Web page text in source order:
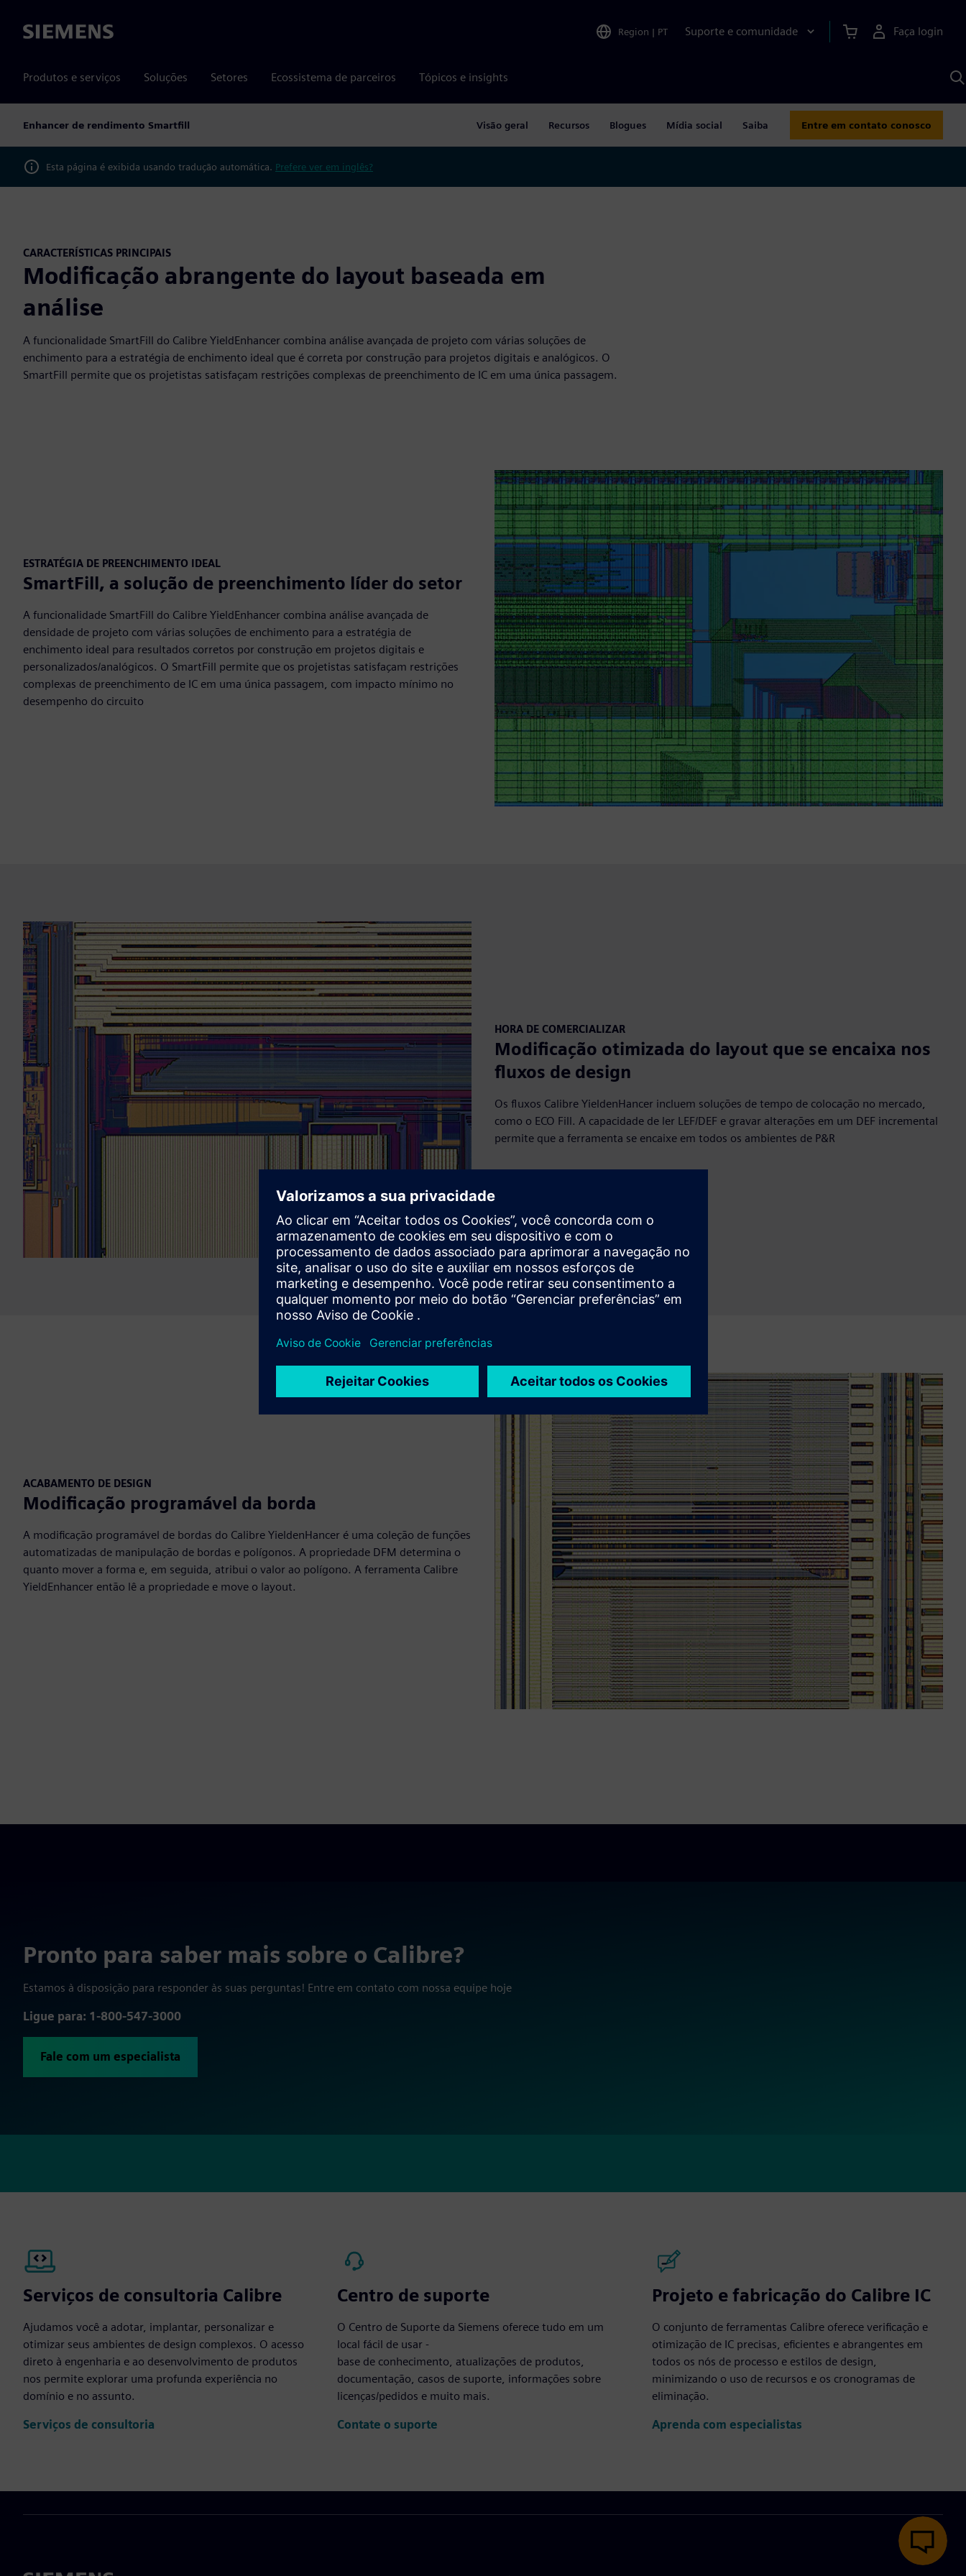
Siemens Region | PT Suporte e comunidade Faça login
Produtos e serviços Soluções Setores Ecossistema de parceiros Tópicos e insights
Enhancer de rendimento Smartfill Visão geral Recursos Blogues Mídia social Saiba Entre em contato conosco
Esta página é exibida usando tradução automática. Prefere ver em inglês?
CARACTERÍSTICAS PRINCIPAIS
Modificação abrangente do layout baseada em
análise
A funcionalidade SmartFill do Calibre YieldEnhancer combina análise avançada de projeto com várias soluções de
enchimento para a estratégia de enchimento ideal que é correta por construção para projetos digitais e analógicos. O
SmartFill permite que os projetistas satisfaçam restrições complexas de preenchimento de IC em uma única passagem.
ESTRATÉGIA DE PREENCHIMENTO IDEAL
SmartFill, a solução de preenchimento líder do setor
A funcionalidade SmartFill do Calibre YieldEnhancer combina análise avançada de
densidade de projeto com várias soluções de enchimento para a estratégia de
enchimento ideal para resultados corretos por construção em projetos digitais e
personalizados/analógicos. O SmartFill permite que os projetistas satisfaçam restrições
complexas de preenchimento de IC em uma única passagem, com impacto mínimo no
desempenho do circuito
HORA DE COMERCIALIZAR
Modificação otimizada do layout que se encaixa nos
fluxos de design
Os fluxos Calibre YieldenHancer incluem soluções de tempo de colocação no mercado,
como o ECO Fill. A capacidade de ler LEF/DEF e gravar alterações em um DEF incremental
permite que a ferramenta se encaixe em todos os ambientes de P&R
ACABAMENTO DE DESIGN
Modificação programável da borda
A modificação programável de bordas do Calibre YieldenHancer é uma coleção de funções
automatizadas de manipulação de bordas e polígonos. A propriedade DFM determina o
quanto mover a forma e, em seguida, atribui o valor ao polígono. A ferramenta Calibre
YieldEnhancer então lê a propriedade e move o layout.
Pronto para saber mais sobre o Calibre?
Estamos à disposição para responder às suas perguntas! Entre em contato com nossa equipe hoje
Ligue para: 1-800-547-3000
Fale com um especialista
Serviços de consultoria Calibre
Ajudamos você a adotar, implantar, personalizar e
otimizar seus ambientes de design complexos. O acesso
direto à engenharia e ao desenvolvimento de produtos
nos permite explorar uma profunda experiência no
domínio e no assunto.
Serviços de consultoria
Centro de suporte
O Centro de Suporte da Siemens oferece tudo em um
local fácil de usar -
base de conhecimento, atualizações de produtos,
documentação, casos de suporte, informações sobre
licenças/pedidos e muito mais.
Contate o suporte
Projeto e fabricação do Calibre IC
O conjunto de ferramentas Calibre oferece verificação e
otimização de IC precisas, eficientes e abrangentes em
todos os nós de processo e estilos de design,
minimizando o uso de recursos e os cronogramas de
eliminação.
Aprenda com especialistas